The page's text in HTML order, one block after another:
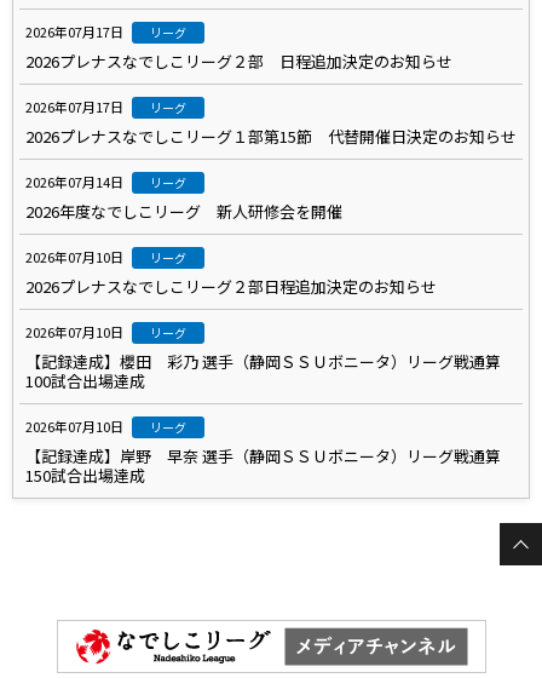
2026年07月17日 リーグ
2026プレナスなでしこリーグ２部 日程追加決定のお知らせ
2026年07月17日 リーグ
2026プレナスなでしこリーグ１部第15節 代替開催日決定のお知らせ
2026年07月14日 リーグ
2026年度なでしこリーグ 新人研修会を開催
2026年07月10日 リーグ
2026プレナスなでしこリーグ２部日程追加決定のお知らせ
2026年07月10日 リーグ
【記録達成】櫻田 彩乃 選手（静岡ＳＳＵボニータ）リーグ戦通算
100試合出場達成
2026年07月10日 リーグ
【記録達成】岸野 早奈 選手（静岡ＳＳＵボニータ）リーグ戦通算
150試合出場達成